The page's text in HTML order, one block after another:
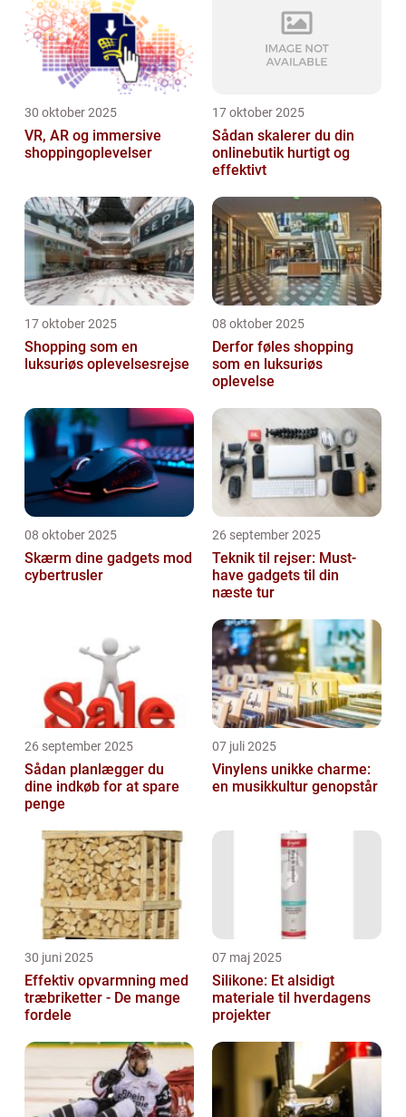
30 oktober 2025
VR, AR og immersive
shoppingoplevelser
17 oktober 2025
Sådan skalerer du din
onlinebutik hurtigt og
effektivt
17 oktober 2025
Shopping som en
luksuriøs oplevelsesrejse
08 oktober 2025
Derfor føles shopping
som en luksuriøs
oplevelse
08 oktober 2025
Skærm dine gadgets mod
cybertrusler
26 september 2025
Teknik til rejser: Must-
have gadgets til din
næste tur
26 september 2025
Sådan planlægger du
dine indkøb for at spare
penge
07 juli 2025
Vinylens unikke charme:
en musikkultur genopstår
30 juni 2025
Effektiv opvarmning med
træbriketter - De mange
fordele
07 maj 2025
Silikone: Et alsidigt
materiale til hverdagens
projekter